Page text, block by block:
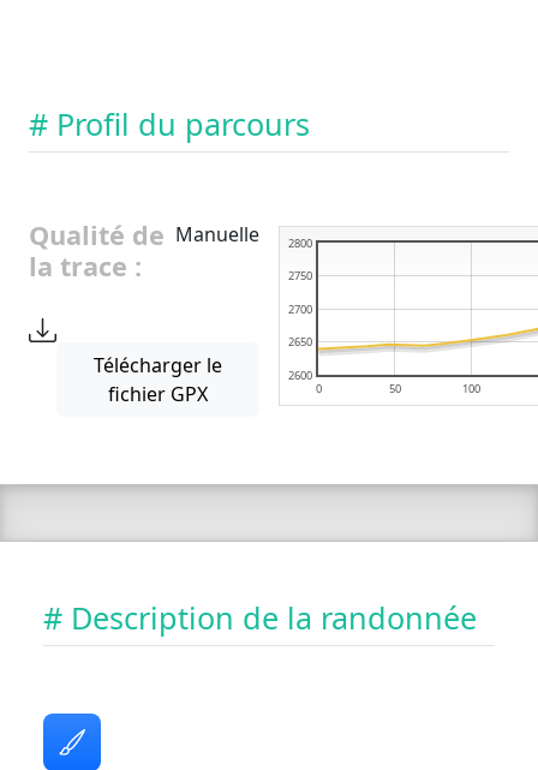
# Profil du parcours
Qualité de
la trace :
Manuelle
Télécharger le
fichier GPX
0 50 100
2600
2650
2700
2750
2800
# Description de la randonnée